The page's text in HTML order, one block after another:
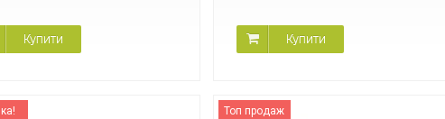
Купити Купити
Топ продаж